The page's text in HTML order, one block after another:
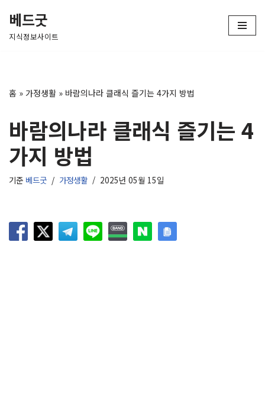
콘
건
기
베드굿
지식정보사이트
홈 » 가정생활 » 바람의나라 클래식 즐기는 4가지 방법
바람의나라 클래식 즐기는 4
가지 방법
기준 베드굿 가정생활 2025년 05월 15일